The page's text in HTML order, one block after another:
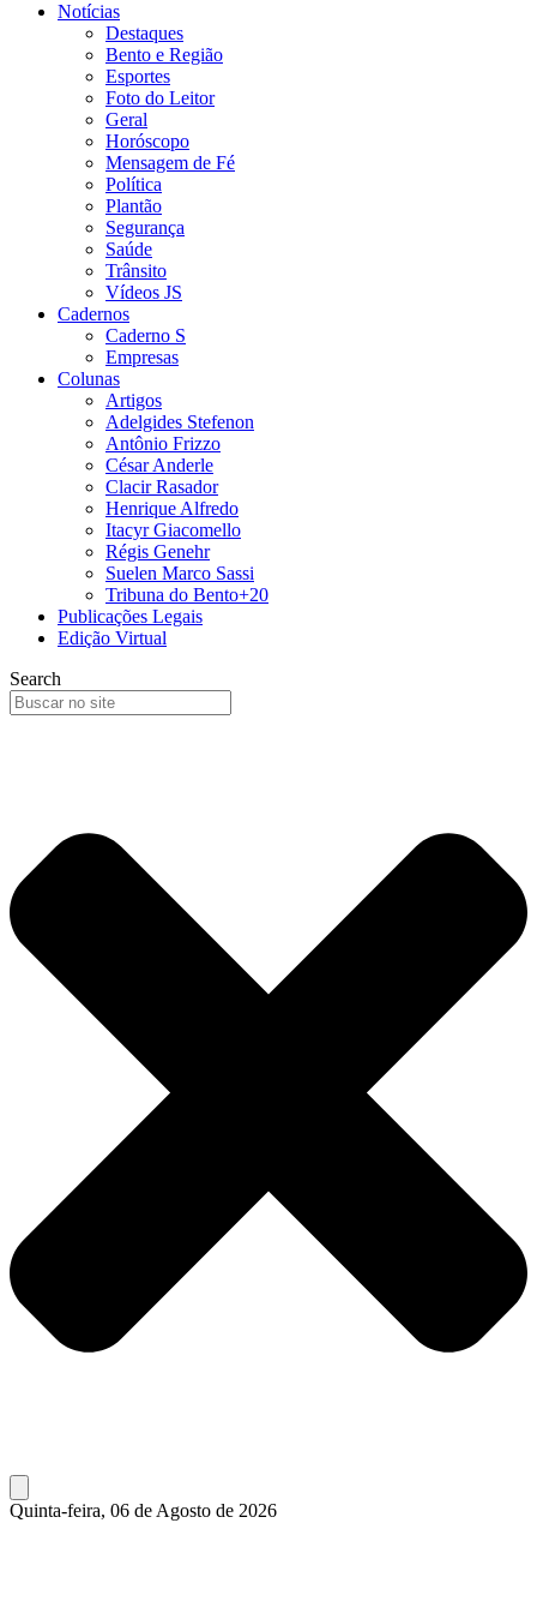
Notícias
Destaques
Bento e Região
Esportes
Foto do Leitor
Geral
Horóscopo
Mensagem de Fé
Política
Plantão
Segurança
Saúde
Trânsito
Vídeos JS
Cadernos
Caderno S
Empresas
Colunas
Artigos
Adelgides Stefenon
Antônio Frizzo
César Anderle
Clacir Rasador
Henrique Alfredo
Itacyr Giacomello
Régis Genehr
Suelen Marco Sassi
Tribuna do Bento+20
Publicações Legais
Edição Virtual
Search
Quinta-feira, 06 de Agosto de 2026